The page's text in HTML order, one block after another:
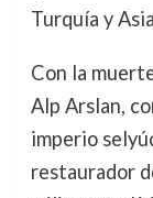
Turquía y
Con la
Alp Arslan,
imperio
restaurador